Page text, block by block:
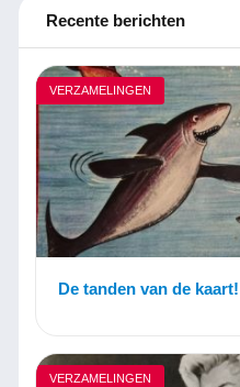
Recente berichten
VERZAMELINGEN
De tanden van de kaart!
VERZAMELINGEN